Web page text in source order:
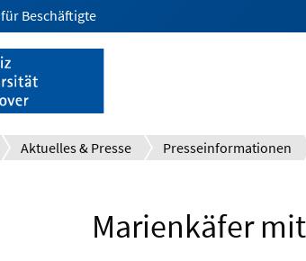
für Beschäftigte
Aktuelles & Presse Presseinformationen
Marienkäfer